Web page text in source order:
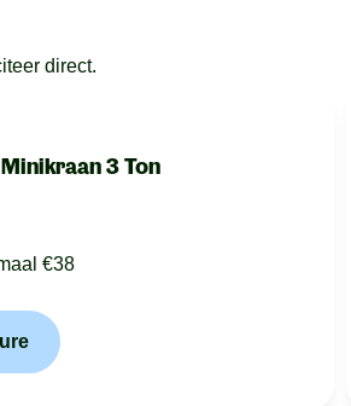
direct.
3 Ton
€38